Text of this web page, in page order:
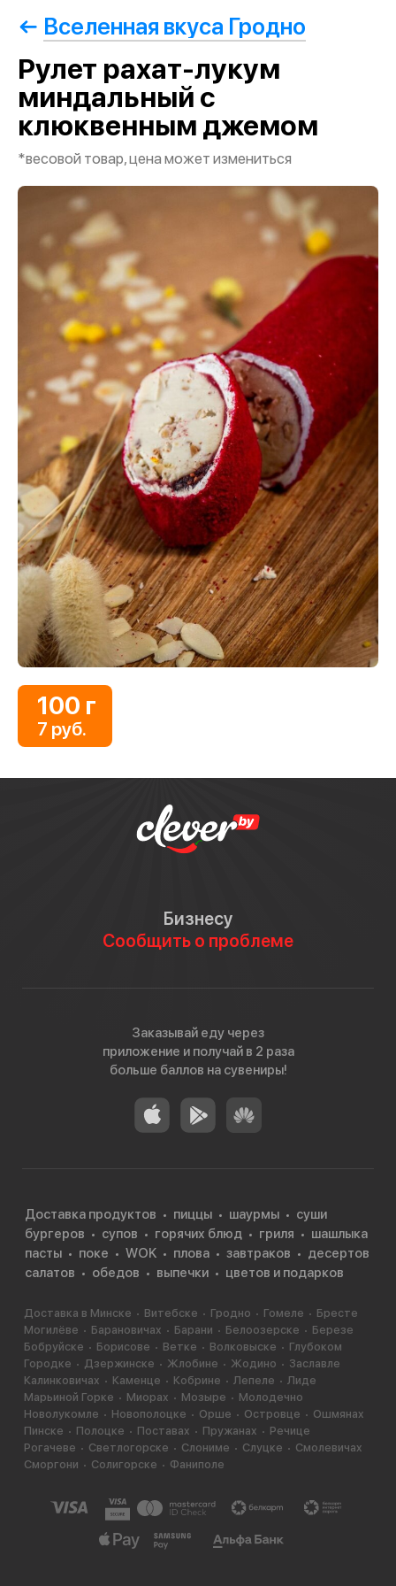
Вселенная вкуса Гродно
Рулет рахат-лукум
миндальный с
клюквенным джемом
*весовой товар, цена может измениться
100 г
7 руб.
Бизнесу
Сообщить о проблеме
Заказывай еду через
приложение и получай в 2 раза
больше баллов на сувениры!
Доставка продуктов пиццы шаурмы
суши
бургеров
супов горячих блюд гриля
шашлыка
пасты
поке WOK плова завтраков
десертов
салатов
обедов выпечки цветов и подарков
Доставка в Минске Витебске Гродно Гомеле
Бресте
Могилёве
Барановичах Барани Белоозерске
Березе
Бобруйске
Борисове Ветке Волковыске
Глубоком
Городке
Дзержинске Жлобине Жодино
Заславле
Калинковичах
Каменце Кобрине Лепеле
Лиде
Марьиной Горке
Миорах Мозыре
Молодечно
Новолукомле
Новополоцке Орше Островце
Ошмянах
Пинске
Полоцке Поставах Пружанах
Речице
Рогачеве
Светлогорске Слониме Слуцке
Смолевичах
Сморгони
Солигорске Фаниполе